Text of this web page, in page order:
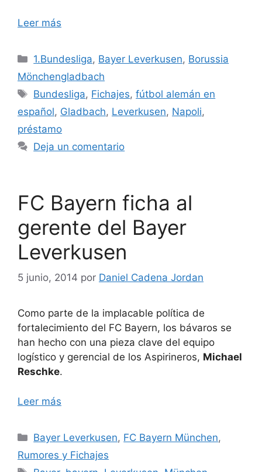
Leer más
Categorías
1.Bundesliga, Bayer Leverkusen, Borussia
Mönchengladbach
Etiquetas
Bundesliga, Fichajes,fútbol alemán en
español, Gladbach, Leverkusen, Napoli,
préstamo
Deja un comentario
FC Bayern ficha al
gerente del Bayer
Leverkusen
5 junio, 2014 por Daniel Cadena Jordan
Como parte de la implacable política de
fortalecimiento del FC Bayern, los bávaros se
han hecho con una pieza clave del equipo
logístico y gerencial de los Aspirineros, Michael
Reschke.
Leer más
Categorías
Bayer Leverkusen, FC Bayern München,
Rumores y Fichajes